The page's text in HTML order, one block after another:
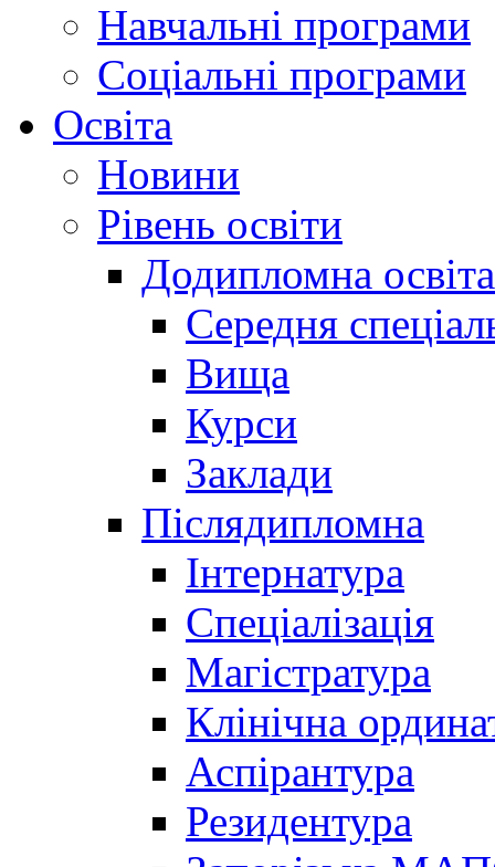
Навчальні програми
Соціальні програми
Освіта
Новини
Рівень освіти
Додипломна освіта
Середня
Вища
Курси
Заклади
Післядипломна
Інтернатура
Спеціалізація
Магістратура
Клінічна
Аспірантура
Резидентура